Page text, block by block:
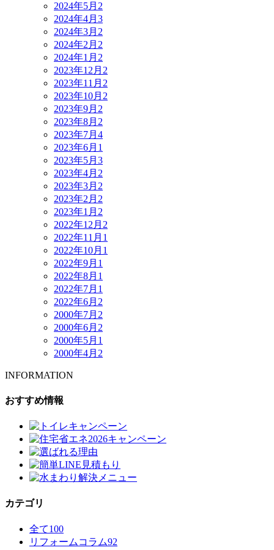
2024年5月 2
2024年4月 3
2024年3月 2
2024年2月 2
2024年1月 2
2023年12月 2
2023年11月 2
2023年10月 2
2023年9月 2
2023年8月 2
2023年7月 4
2023年6月 1
2023年5月 3
2023年4月 2
2023年3月 2
2023年2月 2
2023年1月 2
2022年12月 2
2022年11月 1
2022年10月 1
2022年9月 1
2022年8月 1
2022年7月 1
2022年6月 2
2000年7月 2
2000年6月 2
2000年5月 1
2000年4月 2
INFORMATION
おすすめ情報
カテゴリ
全て100
リフォームコラム92